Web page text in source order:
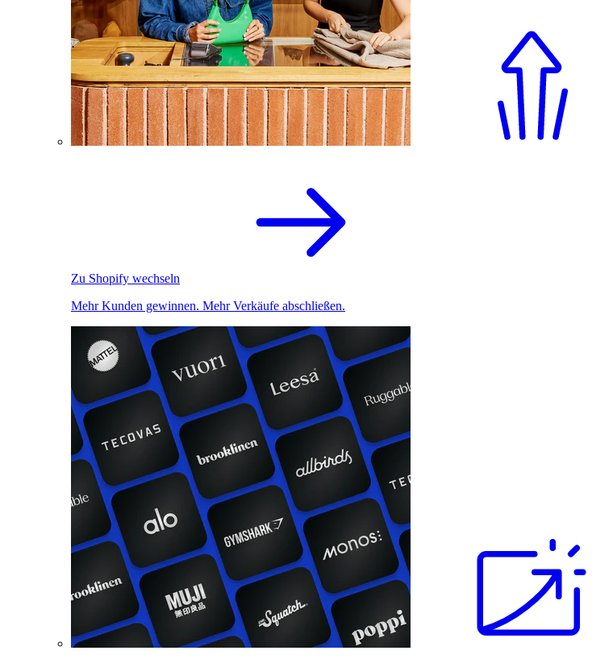
Zu Shopify wechseln
Mehr Kunden gewinnen. Mehr Verkäufe abschließen.